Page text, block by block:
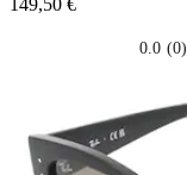
0.0 (0)